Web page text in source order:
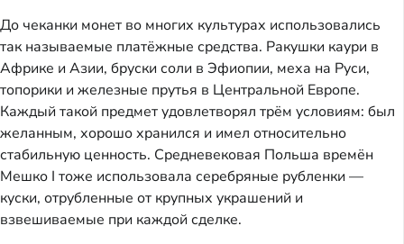
До чеканки монет во многих культурах использовались
так называемые платёжные средства. Ракушки каури в
Африке и Азии, бруски соли в Эфиопии, меха на Руси,
топорики и железные прутья в Центральной Европе.
Каждый такой предмет удовлетворял трём условиям: был
желанным, хорошо хранился и имел относительно
стабильную ценность. Средневековая Польша времён
Мешко I тоже использовала серебряные рубленки —
куски, отрубленные от крупных украшений и
взвешиваемые при каждой сделке.